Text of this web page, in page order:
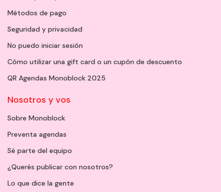
Métodos de pago
Seguridad y privacidad
No puedo iniciar sesión
Cómo utilizar una gift card o un cupón de descuento
QR Agendas Monoblock 2025
Nosotros y vos
Sobre Monoblock
Preventa agendas
Sé parte del equipo
¿Querés publicar con nosotros?
Lo que dice la gente